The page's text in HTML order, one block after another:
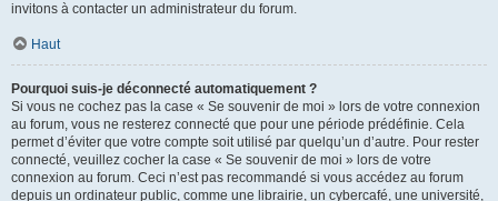
invitons à contacter un administrateur du forum.
Haut
Pourquoi suis-je déconnecté automatiquement ?
Si vous ne cochez pas la case « Se souvenir de moi » lors de votre connexion
au forum, vous ne resterez connecté que pour une période prédéfinie. Cela
permet d’éviter que votre compte soit utilisé par quelqu’un d’autre. Pour rester
connecté, veuillez cocher la case « Se souvenir de moi » lors de votre
connexion au forum. Ceci n’est pas recommandé si vous accédez au forum
depuis un ordinateur public, comme une librairie, un cybercafé, une université,